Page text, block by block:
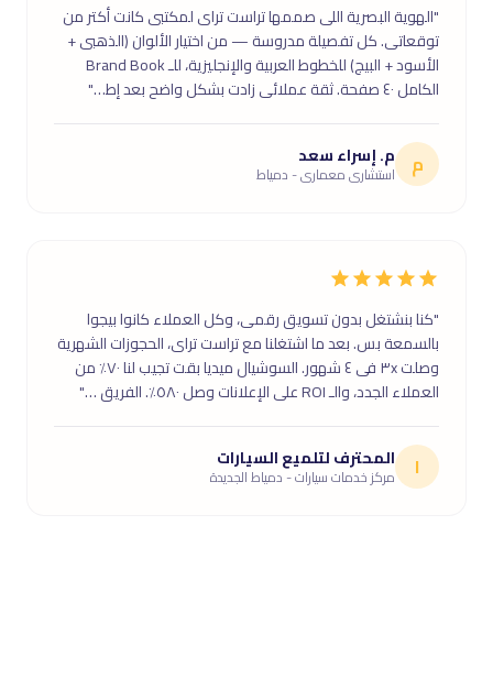
"الهوية البصرية اللى صممها تراست تراى لمكتبى كانت أكتر من
توقعاتى. كل تفصيلة مدروسة — من اختيار الألوان (الذهبى +
الأسود + البيج) للخطوط العربية والإنجليزية، للـ Brand Book
الكامل ٤٠ صفحة. ثقة عملائى زادت بشكل واضح بعد إط…"
م م. إسراء سعد
استشارى معمارى - دمياط
"كنا بنشتغل بدون تسويق رقمى، وكل العملاء كانوا بيجوا
بالسمعة بس. بعد ما اشتغلنا مع تراست تراى، الحجوزات الشهرية
وصلت ٣x فى ٤ شهور. السوشيال ميديا بقت تجيب لنا ٧٠٪ من
العملاء الجدد، والـ ROI على الإعلانات وصل ٥٨٠٪. الفريق …"
ا المحترف لتلميع السيارات
مركز خدمات سيارات - دمياط الجديدة